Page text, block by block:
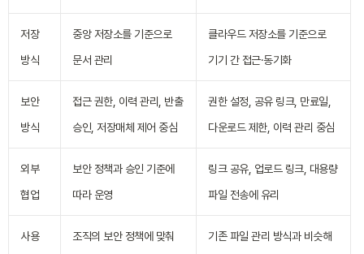
저장
방식
중앙 저장소를 기준으로
문서 관리
클라우드 저장소를 기준으로
기기 간 접근·동기화
보안
방식
접근 권한, 이력 관리, 반출
승인, 저장매체 제어 중심
권한 설정, 공유 링크, 만료일,
다운로드 제한, 이력 관리 중심
외부
협업
보안 정책과 승인 기준에
따라 운영
링크 공유, 업로드 링크, 대용량
파일 전송에 유리
사용
조직의 보안 정책에 맞춰
기존 파일 관리 방식과 비슷해